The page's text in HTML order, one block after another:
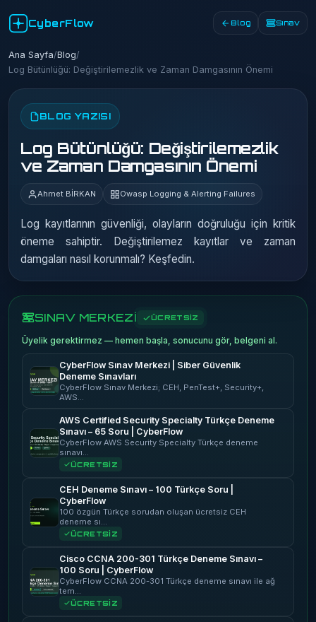
CyberFlow Blog Sınav
Ana Sayfa/Blog/
Log Bütünlüğü: Değiştirilemezlik ve Zaman Damgasının Önemi
BLOG YAZISI
Log Bütünlüğü: Değiştirilemezlik
ve Zaman Damgasının Önemi
Ahmet BİRKAN Owasp Logging & Alerting Failures
Log kayıtlarının güvenliği, olayların doğruluğu için kritik
öneme sahiptir. Değiştirilemez kayıtlar ve zaman
damgaları nasıl korunmalı? Keşfedin.
SINAV MERKEZİ ÜCRETSİZ
Üyelik gerektirmez — hemen başla, sonucunu gör, belgeni al.
CyberFlow Sınav Merkezi | Siber Güvenlik
Deneme Sınavları
CyberFlow Sınav Merkezi; CEH, PenTest+, Security+,
AWS…
AWS Certified Security Specialty Türkçe Deneme
Sınavı – 65 Soru | CyberFlow
CyberFlow AWS Security Specialty Türkçe deneme
sınavı…
ÜCRETSİZ
CEH Deneme Sınavı – 100 Türkçe Soru |
CyberFlow
100 özgün Türkçe sorudan oluşan ücretsiz CEH
deneme sı…
ÜCRETSİZ
Cisco CCNA 200-301 Türkçe Deneme Sınavı –
100 Soru | CyberFlow
CyberFlow CCNA 200-301 Türkçe deneme sınavı ile ağ
tem…
ÜCRETSİZ